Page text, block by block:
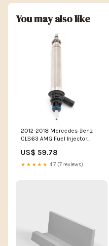
You may also like
2012-2018 Mercedes Benz
CLS63 AMG Fuel Injector
Generic Amount:4PC
US$ 59.78
★★★★★ 4.7 (7 reviews)